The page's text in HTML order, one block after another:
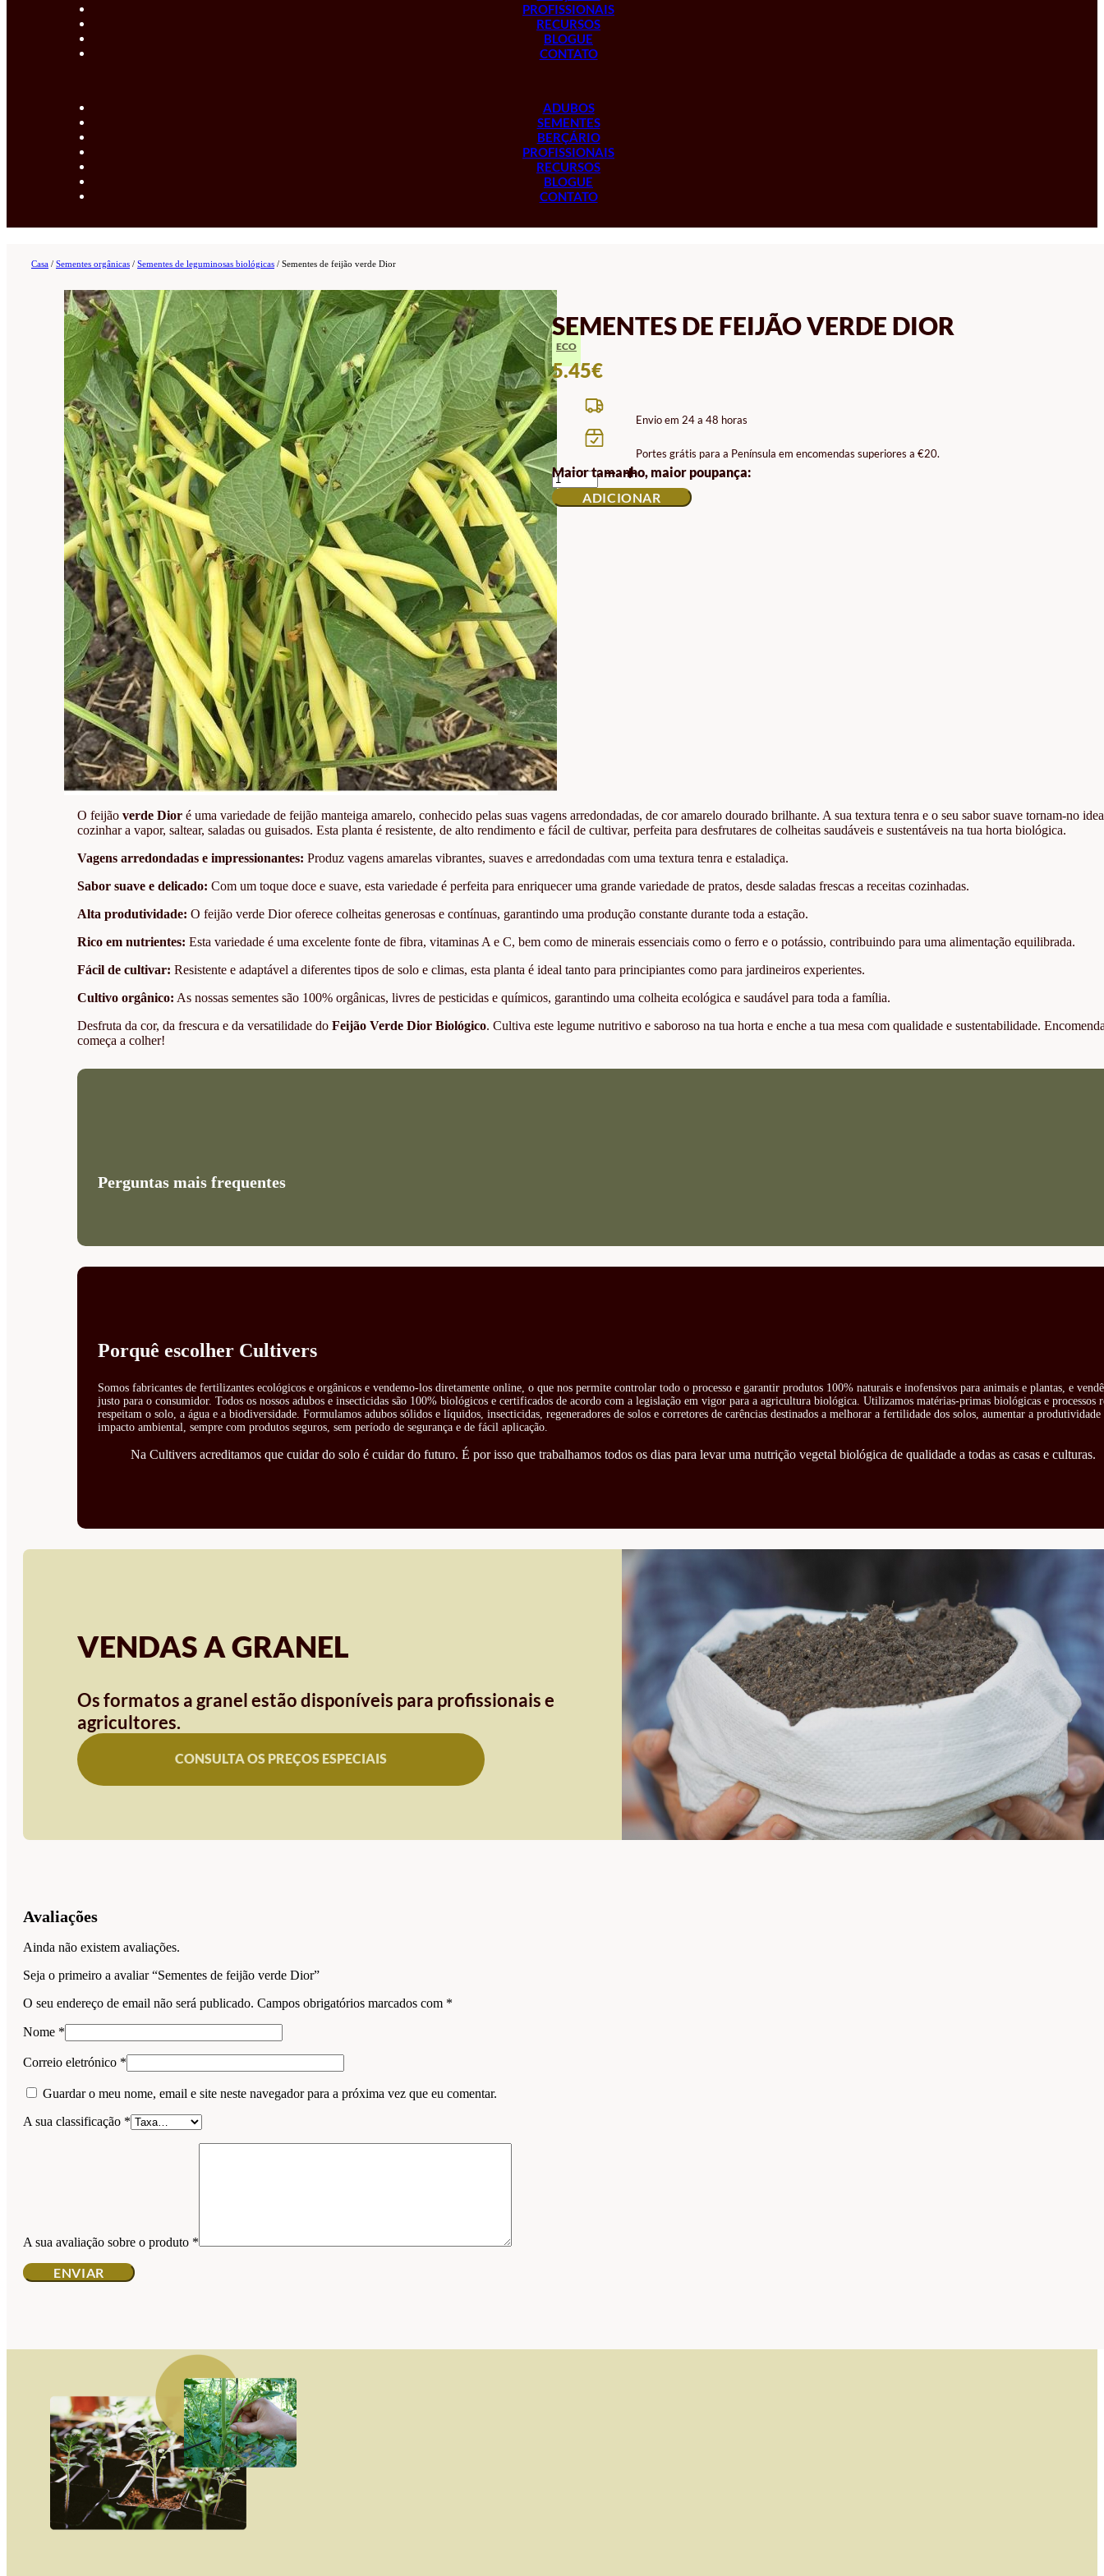
PROFISSIONAIS
RECURSOS
BLOGUE
CONTATO
ADUBOS
SEMENTES
BERÇÁRIO
PROFISSIONAIS
RECURSOS
BLOGUE
CONTATO
Casa / Sementes orgânicas / Sementes de leguminosas biológicas / Sementes de feijão verde Dior
SEMENTES DE FEIJÃO VERDE DIOR
ECO
5.45€
Envio em 24 a 48 horas
Portes grátis para a Península em encomendas superiores a €20.
Maior tamanho, maior poupança:
QUANTIDADE
DE
SEMENTES
DE
FEIJÃO
VERDE
DIOR
ADICIONAR
O feijãoverde Dior é uma variedade de feijão manteiga amarelo, conhecido pelas suas vagens arredondadas, de cor amarelo dourado brilhante. A sua textura tenra e o seu sabor suave tornam-no
cozinhar a vapor, saltear, saladas ou guisados. Esta planta é resistente, de alto rendimento e fácil de cultivar, perfeita para desfrutares de colheitas saudáveis e sustentáveis na tua horta biológica.
Vagens arredondadas e impressionantes: Produz vagens amarelas vibrantes, suaves e arredondadas com uma textura tenra e estaladiça.
Sabor suave e delicado: Com um toque doce e suave, esta variedade é perfeita para enriquecer uma grande variedade de pratos, desde saladas frescas a receitas cozinhadas.
Alta produtividade: O feijão verde Dior oferece colheitas generosas e contínuas, garantindo uma produção constante durante toda a estação.
Rico em nutrientes: Esta variedade é uma excelente fonte de fibra, vitaminas A e C, bem como de minerais essenciais como o ferro e o potássio, contribuindo para uma alimentação equilibrada.
Fácil de cultivar: Resistente e adaptável a diferentes tipos de solo e climas, esta planta é ideal tanto para principiantes como para jardineiros experientes.
Cultivo orgânico: As nossas sementes são 100% orgânicas, livres de pesticidas e químicos, garantindo uma colheita ecológica e saudável para toda a família.
Desfruta da cor, da frescura e da versatilidade doFeijão Verde Dior Biológico. Cultiva este legume nutritivo e saboroso na tua horta e enche a tua mesa com qualidade e sustentabilidade.
começa a colher!
Perguntas mais frequentes
Porquê escolher Cultivers
Somos fabricantes de fertilizantes ecológicos e orgânicos e vendemo-los diretamente online, o que nos permite controlar todo o processo e garantir produtos 100% naturais e inofensivos para animais e plantas, e
justo para o consumidor. Todos os nossos adubos e insecticidas são 100% biológicos e certificados de acordo com a legislação em vigor para a agricultura biológica. Utilizamos matérias-primas biológicas e processos
respeitam o solo, a água e a biodiversidade. Formulamos adubos sólidos e líquidos, insecticidas, regeneradores de solos e corretores de carências destinados a melhorar a fertilidade dos solos, aumentar a
impacto ambiental, sempre com produtos seguros, sem período de segurança e de fácil aplicação.
Na Cultivers acreditamos que cuidar do solo é cuidar do futuro. É por isso que trabalhamos todos os dias para levar uma nutrição vegetal biológica de qualidade a todas as casas e culturas.
VENDAS A GRANEL
Os formatos a granel estão disponíveis para profissionais e
agricultores.
CONSULTA OS PREÇOS ESPECIAIS
Avaliações
Ainda não existem avaliações.
Seja o primeiro a avaliar “Sementes de feijão verde Dior”
O seu endereço de email não será publicado. Campos obrigatórios marcados com *
Nome *
Correio eletrónico *
Guardar o meu nome, email e site neste navegador para a próxima vez que eu comentar.
A sua classificação *
A sua avaliação sobre o produto *